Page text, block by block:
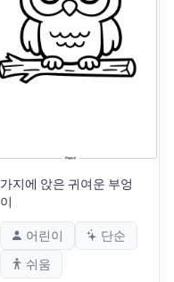
가지에 앉은 귀여운 부엉
이
어린이
단순
쉬움